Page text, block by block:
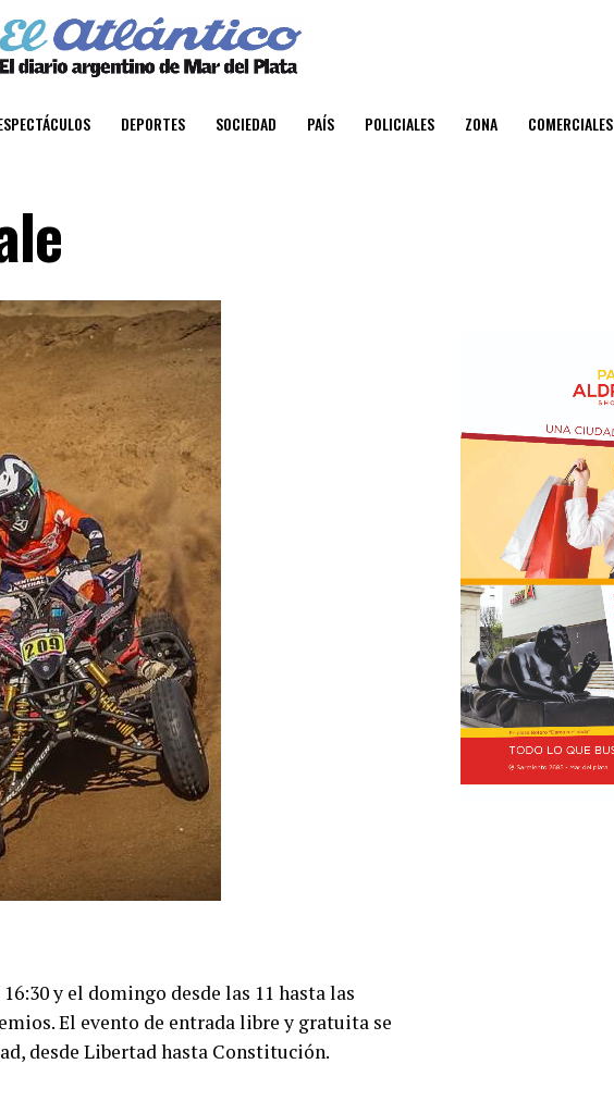
DEPORTES SOCIEDAD PAÍS POLICIALES ZONA COMERCIALES
y el domingo desde las 11 hasta las
El evento de entrada libre y gratuita se
desde Libertad hasta Constitución.